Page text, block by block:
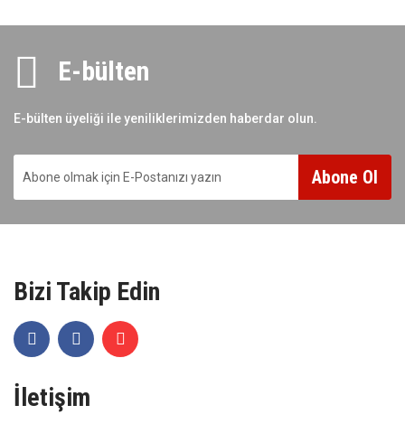
E-bülten
E-bülten üyeliği ile yeniliklerimizden haberdar olun.
Abone Ol
Bizi Takip Edin
İletişim